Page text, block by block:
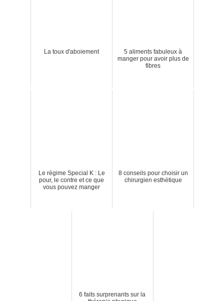
La toux d'aboiement
5 aliments fabuleux à
manger pour avoir plus de
fibres
Le régime Special K : Le
pour, le contre et ce que
vous pouvez manger
8 conseils pour choisir un
chirurgien esthétique
6 faits surprenants sur la